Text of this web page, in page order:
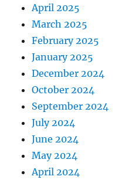
April 2025
March 2025
February 2025
January 2025
December 2024
October 2024
September 2024
July 2024
June 2024
May 2024
April 2024